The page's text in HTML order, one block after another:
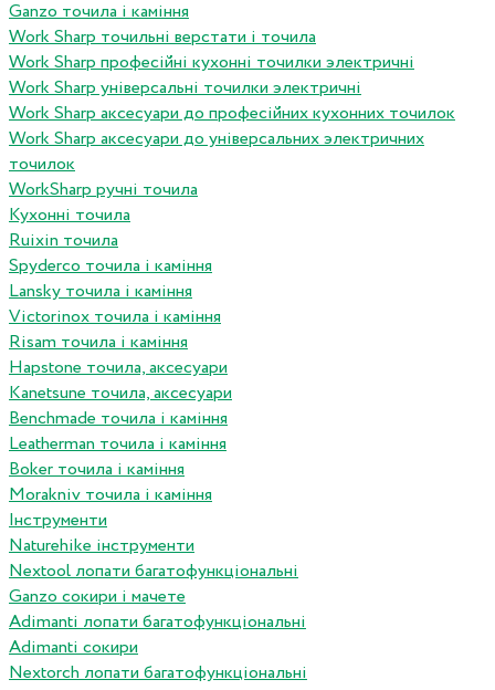
Ganzo точила і каміння
Work Sharp точильні верстати і точила
Work Sharp професiйнi кухоннi точилки электричнi
Work Sharp унiверсальнi точилки электричнi
Work Sharp аксесуари до професiйних кухонних точилок
Work Sharp аксесуари до унiверсальних электричних
точилок
WorkSharp ручні точила
Кухонні точила
Ruixin точила
Spyderco точила і каміння
Lansky точила і каміння
Victorinox точила і каміння
Risam точила і каміння
Hapstone точила, аксесуари
Kanetsune точила, аксесуари
Benchmade точила і каміння
Leatherman точила і каміння
Boker точила і каміння
Morakniv точила і каміння
Інструменти
Naturehike інструменти
Nextool лопати багатофункціональні
Ganzo сокири і мачете
Adimanti лопати багатофункціональні
Adimanti сокири
Nextorch лопати багатофункціональні